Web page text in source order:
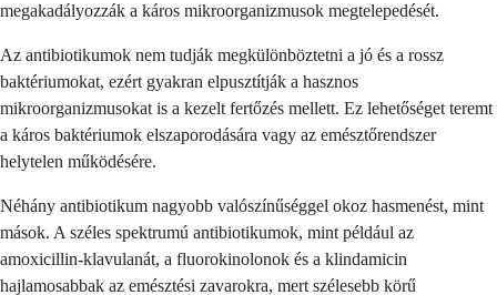
megakadályozzák a káros mikroorganizmusok megtelepedését.
Az antibiotikumok nem tudják megkülönböztetni a jó és a rossz
baktériumokat, ezért gyakran elpusztítják a hasznos
mikroorganizmusokat is a kezelt fertőzés mellett. Ez lehetőséget teremt
a káros baktériumok elszaporodására vagy az emésztőrendszer
helytelen működésére.
Néhány antibiotikum nagyobb valószínűséggel okoz hasmenést, mint
mások. A széles spektrumú antibiotikumok, mint például az
amoxicillin-klavulanát, a fluorokinolonok és a klindamicin
hajlamosabbak az emésztési zavarokra, mert szélesebb körű